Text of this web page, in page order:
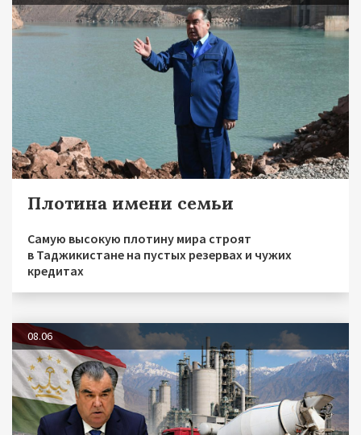
Плотина имени семьи
Самую высокую плотину мира строят
в Таджикистане на пустых резервах и чужих
кредитах
08.06